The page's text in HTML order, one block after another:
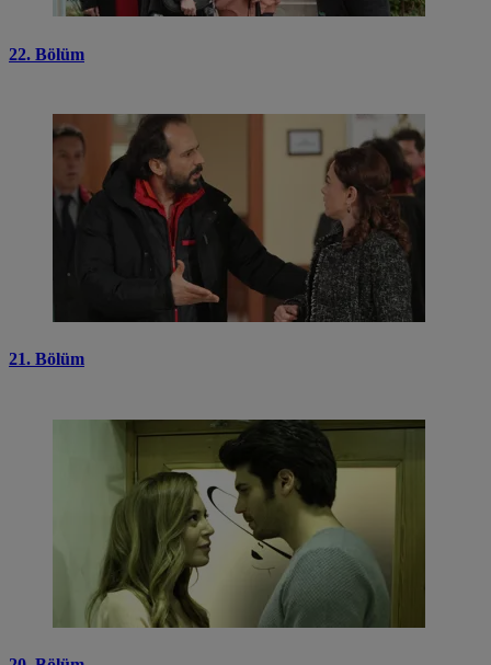
22. Bölüm
21. Bölüm